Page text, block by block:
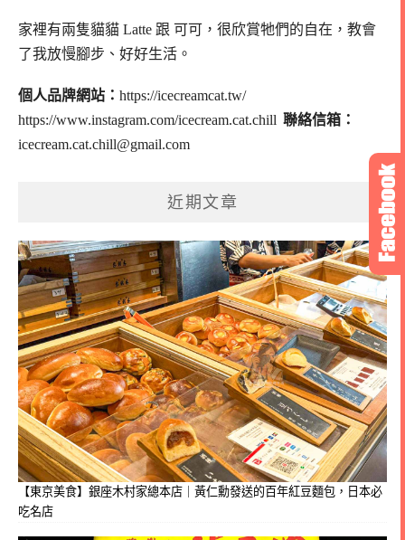
家裡有兩隻貓貓 Latte 跟 可可， 很欣賞牠們的自在，教會
了我放慢腳步、好好生活。
個人品牌網站： https://icecreamcat.tw/
https://www.instagram.com/icecream.cat.chill 聯絡信箱：
icecream.cat.chill@gmail.com
近期文章
【東京美食】銀座木村家總本店｜黃仁勳發送的百年紅豆麵包，日本必
吃名店